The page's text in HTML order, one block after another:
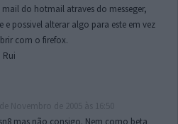
do hotmail atraves do messeger,
e possivel alterar algo para este em vez
com o firefox.
Rui
mas não consigo. Nem como beta